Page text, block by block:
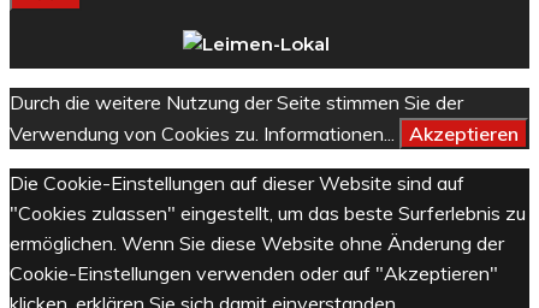
Durch die weitere Nutzung der Seite stimmen Sie der
Verwendung von Cookies zu. Informationen... Akzeptieren
Die Cookie-Einstellungen auf dieser Website sind auf
"Cookies zulassen" eingestellt, um das beste Surferlebnis zu
ermöglichen. Wenn Sie diese Website ohne Änderung der
Cookie-Einstellungen verwenden oder auf "Akzeptieren"